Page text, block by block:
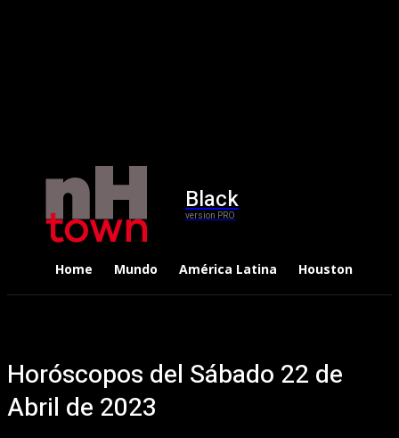
Black
version PRO
Home Mundo América Latina Houston
Horóscopos del Sábado 22 de
Abril de 2023